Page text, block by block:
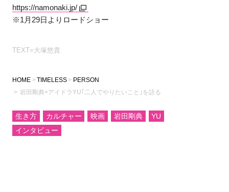
https://namonaki.jp/
※1月29日よりロードショー
TEXT=大塚悠貴
HOME TIMELESS
PERSON
岩田剛典×アイドラYU｢二人でやりたいこと｣を語る
生き方 カルチャー 映画 岩田剛典
YU
インタビュー